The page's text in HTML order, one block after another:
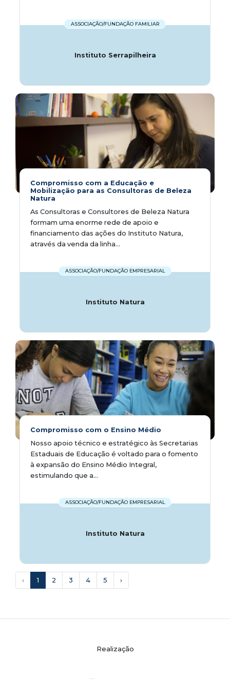
ASSOCIAÇÃO/FUNDAÇÃO FAMILIAR
Instituto Serrapilheira
Compromisso com a Educação e
Mobilização para as Consultoras de Beleza
Natura
As Consultoras e Consultores de Beleza Natura
formam uma enorme rede de apoio e
financiamento das ações do Instituto Natura,
através da venda da linha...
ASSOCIAÇÃO/FUNDAÇÃO EMPRESARIAL
Instituto Natura
Compromisso com o Ensino Médio
Nosso apoio técnico e estratégico às Secretarias
Estaduais de Educação é voltado para o fomento
à expansão do Ensino Médio Integral,
estimulando que a...
ASSOCIAÇÃO/FUNDAÇÃO EMPRESARIAL
Instituto Natura
‹ 1 2 3 4 5 ›
Realização